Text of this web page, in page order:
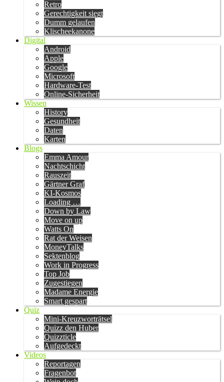
Retro
Gerechtigkeit siegt
Dumm gelaufen
Klischeekanone
Digital
Android
Apple
Google
Microsoft
Hardware-Test
Online-Sicherheit
Wissen
History
Gesundheit
Daten
Karten
Blogs
Emma Amour
Nachtschicht
Rauszeit
Gärtner Graf
KI-Kosmos
Loading …
Down by Law
Move on up
Watts On
Rat der Weisen
MoneyTalks
Sektenblog
Work in Progress
Top Job
Zugestiegen
Madame Energie
Smart gespart
Quiz
Mini-Kreuzworträtsel
Quizz den Huber
Quizzticle
Aufgedeckt
Videos
Reportagen
Fragenbot